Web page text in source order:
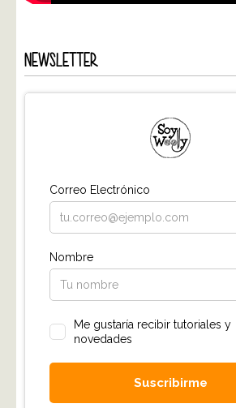
NEWSLETTER